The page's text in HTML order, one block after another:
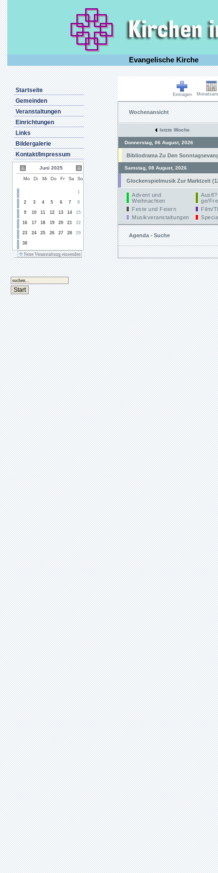
Evangelische Kirche
Startseite
Gemeinden
Veranstaltungen
Einrichtungen
Links
Bildergalerie
Kontakt/Impressum
Juni 2025
Mo Di Mi Do Fr Sa So
1
2 3 4 5 6 7 8
9 10 11 12 13 14 15
16 17 18 19 20 21 22
23 24 25 26 27 28 29
30
Neue Veranstaltung einsenden
Eintragen
Wochenansicht
letzte Woche
Donnerstag, 06 August, 2026
Bibliodrama Zu Den
Samstag, 08 August, 2026
Glockenspielmusik Zur Marktzeit
Advent und
Weihnachten
Ausfl?
ge/
Feste und Feiern
Film/
Musikveranstaltungen
Agenda - Suche